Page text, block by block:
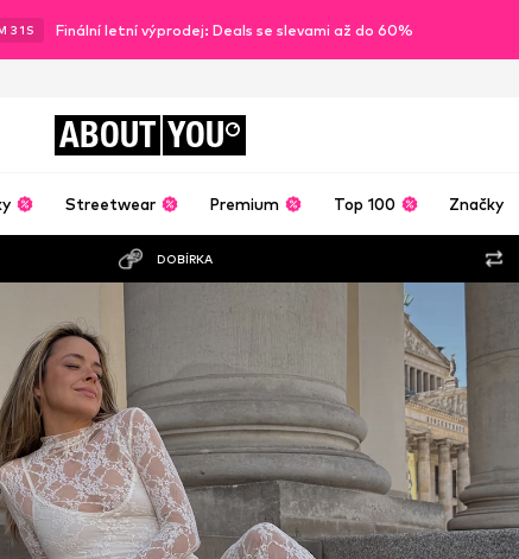
29 S Finální letní výprodej: Deals se slevami až do 60%
ABOUT YOU
Streetwear Premium Top 100 Značky
DOBÍRKA